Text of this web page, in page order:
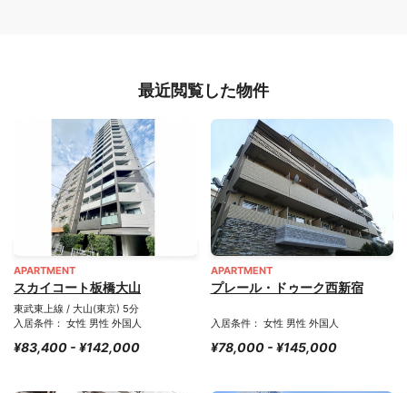
最近閲覧した物件
APARTMENT
スカイコート板橋大山
東武東上線 / 大山(東京) 5分
入居条件： 女性 男性 外国人
¥83,400 - ¥142,000
APARTMENT
プレール・ドゥーク西新宿
入居条件： 女性 男性 外国人
¥78,000 - ¥145,000